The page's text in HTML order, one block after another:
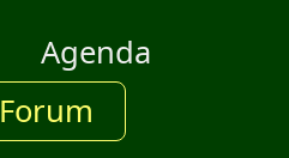
Agenda
Forum